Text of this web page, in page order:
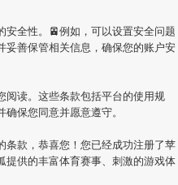
全性。🚈例如，可以设置安全问题
妥善保管相关信息，确保您的账户安
阅读。这些条款包括平台的使用规
保您同意并愿意遵守。
条款，恭喜您！您已经成功注册了苹
提供的丰富体育赛事、刺激的游戏体